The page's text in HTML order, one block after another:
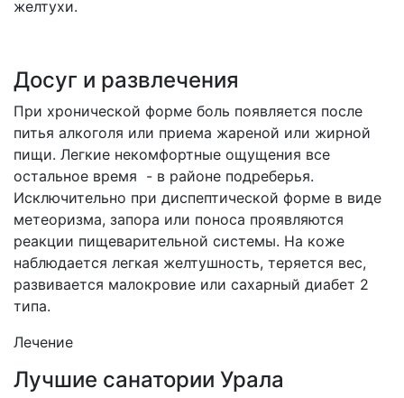
желтухи.
Досуг и развлечения
При хронической форме боль появляется после
питья алкоголя или приема жареной или жирной
пищи. Легкие некомфортные ощущения все
остальное время - в районе подреберья.
Исключительно при диспептической форме в виде
метеоризма, запора или поноса проявляются
реакции пищеварительной системы. На коже
наблюдается легкая желтушность, теряется вес,
развивается малокровие или сахарный диабет 2
типа.
Лечение
Лучшие санатории Урала